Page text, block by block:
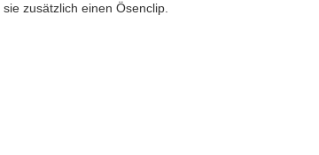
zusätzlich einen Ösenclip.